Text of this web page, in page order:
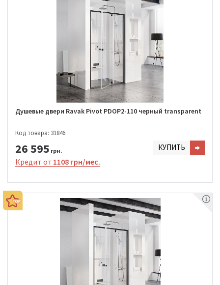
Душевые двери Ravak Pivot PDOP2-110 черный transparent
Код товара: 31846
26 595 грн. КУПИТЬ
Кредит от 1108 грн/мес.